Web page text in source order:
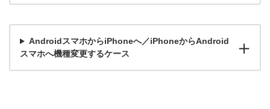
AndroidスマホからiPhoneへ／iPhoneからAndroid
スマホへ機種変更するケース